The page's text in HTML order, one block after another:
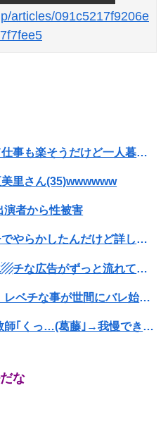
articles/091c5217f9206e
転勤がなくて家から近くて仕事も楽そうだけど一人暮らしするチャンスを逃してずっと実家暮らしになりそう
美里さん(35)wwwwww
演者から性被害
【緊急】ワイ、会社でガチでやらかしたんだけど詳しいやつ来て・・・・・・
ホロライブのソシャゲ、エ▨チな広告がずっと流れてくる
【画像】AKBのセンター、レベチな事が世間にバレ始めるｗｗｗｗｗｗｗ
女子小学生｢先生、好き｣ 教師｢くっ…(葛藤｣→我慢できずハメ撮りカーセックスして教員免許剥奪
な